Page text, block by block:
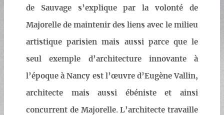
de Sauvage s’explique par la volonté de
Majorelle de maintenir des liens avec le milieu
artistique parisien mais aussi parce que le
seul exemple d’architecture innovante à
l’époque à Nancy est l’œuvre d’Eugène Vallin,
architecte mais aussi ébéniste et ainsi
concurrent de Majorelle. L’architecte travaille